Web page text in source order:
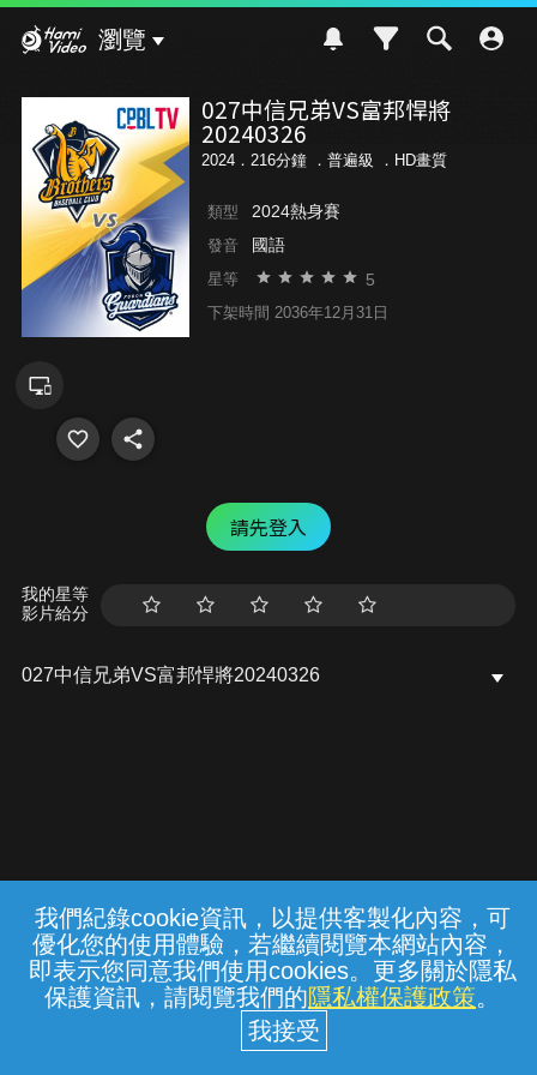
我們紀錄cookie資訊，以提供客製化內容，可
優化您的使用體驗，若繼續閱覽本網站內容，
即表示您同意我們使用cookies。更多關於隱私
保護資訊，請閱覽我們的隱私權保護政策。
瀏覽
027中信兄弟VS富邦悍將
20240326
2024．216分鐘 ． 普遍級 ．HD畫質
類型 2024熱身賽
發音 國語
星等 5
下架時間 2036年12月31日
請先登入
我的星等
影片給分
027中信兄弟VS富邦悍將20240326
常見問題 線上客服 服務條款 隱私權保護
中華電信股份有限公司個人家庭分公司
(統一編號：96979949) © 2026
{{notifyMsg}}